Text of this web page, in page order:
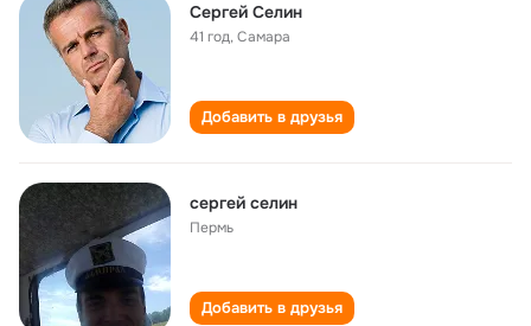
Сергей Селин
41 год,Самара
Добавить в друзья
сергей селин
Пермь
Добавить в друзья